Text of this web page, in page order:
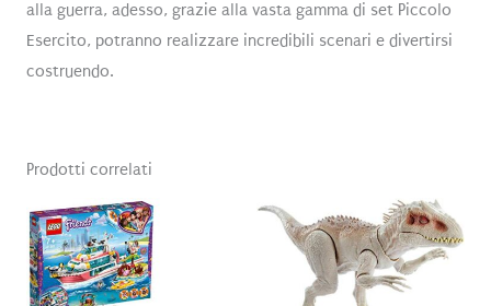
alla guerra, adesso, grazie alla vasta gamma di set Piccolo
Esercito, potranno realizzare incredibili scenari e divertirsi
costruendo.
Prodotti correlati